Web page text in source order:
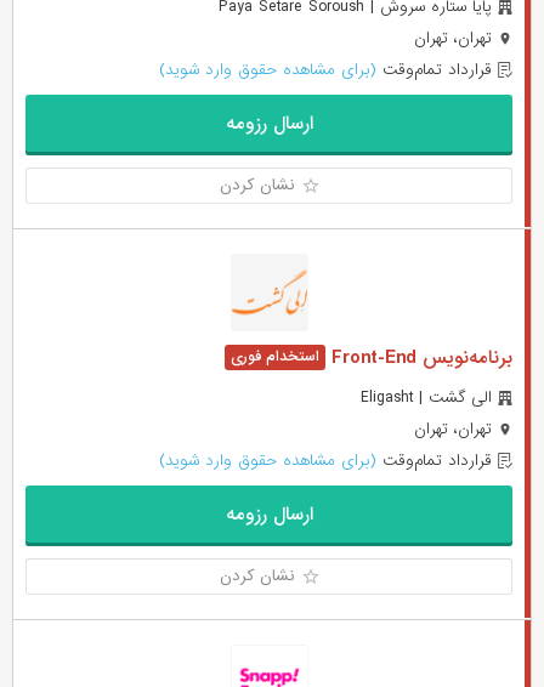
پایا ستاره سروش | Paya Setare Soroush
تهران، تهران
قرارداد تمام‌وقت (برای مشاهده حقوق وارد شوید)
ارسال رزومه
نشان کردن
برنامه‌نویس Front-End
الی گشت | Eligasht
تهران، تهران
قرارداد تمام‌وقت (برای مشاهده حقوق وارد شوید)
ارسال رزومه
نشان کردن